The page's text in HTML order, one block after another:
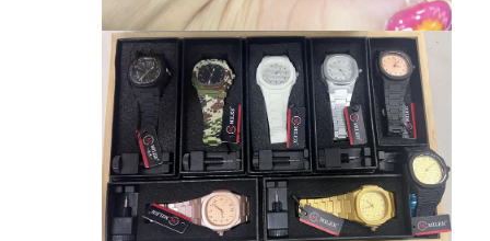
ساعت دیجیتال ورزشی
ساعت مخصوص زوج ها
ساعت دست بچه ها
قطعات پشتیبان ساعت
لوازم یدکی بند ساعت